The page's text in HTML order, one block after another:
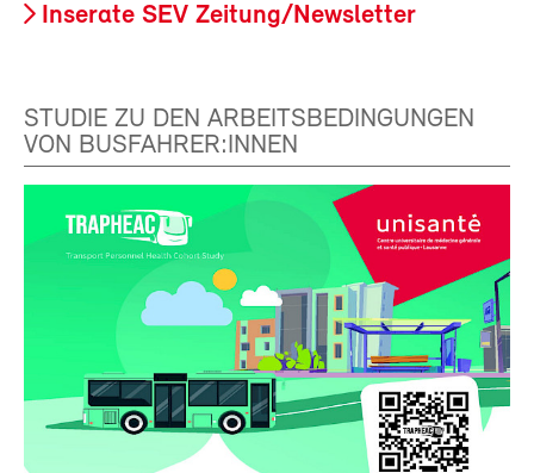
Inserate SEV Zeitung/Newsletter
STUDIE ZU DEN ARBEITSBEDINGUNGEN
VON BUSFAHRER:INNEN